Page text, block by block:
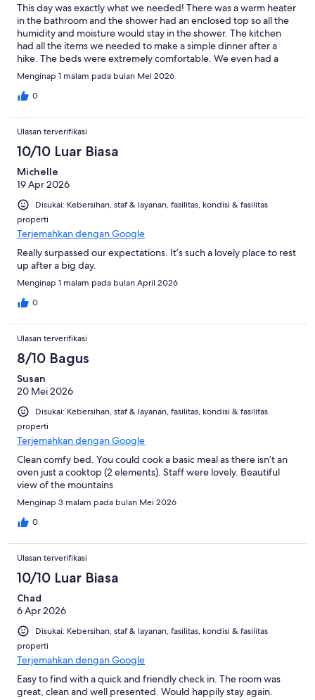
This day was exactly what we needed! There was a warm heater
in the bathroom and the shower had an enclosed top so all the
humidity and moisture would stay in the shower. The kitchen
had all the items we needed to make a simple dinner after a
hike. The beds were extremely comfortable. We even had a
nice dining table for the three of us extremely clean and
modern.
Menginap 1 malam pada bulan Mei 2026
0
Ulasan terverifikasi
10/10 Luar Biasa
Michelle
19 Apr 2026
Disukai: Kebersihan, staf & layanan, fasilitas, kondisi & fasilitas
properti
Terjemahkan dengan Google
Really surpassed our expectations. It’s such a lovely place to rest
up after a big day.
Menginap 1 malam pada bulan April 2026
0
Ulasan terverifikasi
8/10 Bagus
Susan
20 Mei 2026
Disukai: Kebersihan, staf & layanan, fasilitas, kondisi & fasilitas
properti
Terjemahkan dengan Google
Clean comfy bed. You could cook a basic meal as there isn’t an
oven just a cooktop (2 elements). Staff were lovely. Beautiful
view of the mountains
Menginap 3 malam pada bulan Mei 2026
0
Ulasan terverifikasi
10/10 Luar Biasa
Chad
6 Apr 2026
Disukai: Kebersihan, staf & layanan, fasilitas, kondisi & fasilitas
properti
Terjemahkan dengan Google
Easy to find with a quick and friendly check in. The room was
great, clean and well presented. Would happily stay again.